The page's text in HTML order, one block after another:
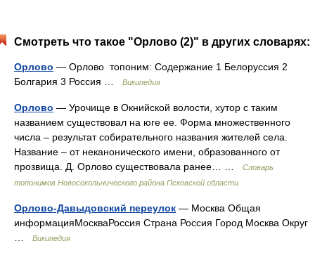
Смотреть что такое "Орлово (2)" в других словарях:
Орлово — Орлово топоним: Содержание 1 Белоруссия 2
Болгария 3 Россия …
Википедия
Орлово — Урочище в Окнийской волости, хутор с таким
названием существовал на юге ее. Форма множественного
числа – результат собирательного названия жителей села.
Название – от неканонического имени, образованного от
прозвища. Д. Орлово существовала ранее… …
Словарь
топонимов Новосокольнического района Псковской области
Орлово-Давыдовский переулок — Москва Общая
информацияМоскваРоссия Страна Россия Город Москва Округ
Википедия